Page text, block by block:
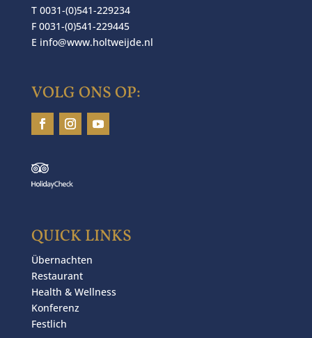
T 0031-(0)541-229234
F 0031-(0)541-229445
E info@www.holtweijde.nl
VOLG ONS OP:
QUICK LINKS
Übernachten
Restaurant
Health & Wellness
Konferenz
Festlich